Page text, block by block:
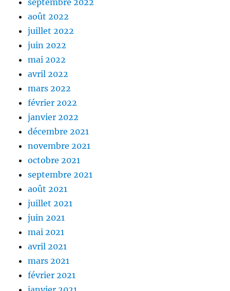
septembre 2022
août 2022
juillet 2022
juin 2022
mai 2022
avril 2022
mars 2022
février 2022
janvier 2022
décembre 2021
novembre 2021
octobre 2021
septembre 2021
août 2021
juillet 2021
juin 2021
mai 2021
avril 2021
mars 2021
février 2021